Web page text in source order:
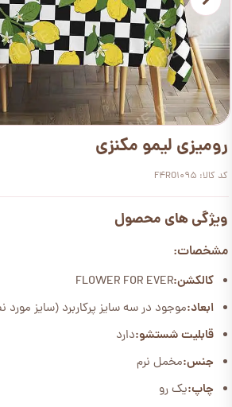
رومیزی لیمو مکنزی
کد کالا: F4RO1095
ویژگی های محصول
مشخصات:
کالکشن:FLOWER FOR EVER
ابعاد:موجود در سه سایز پرکاربرد (سایز مورد
قابلیت شستشو:دارد
جنس:مخمل نرم
چاپ:یک رو